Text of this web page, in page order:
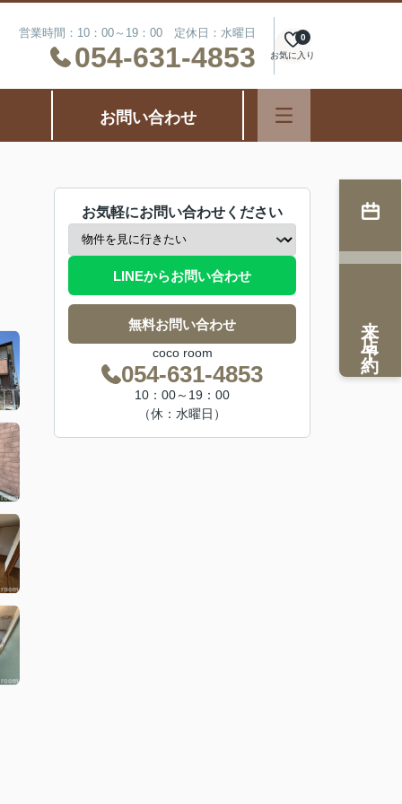
営業時間：10：00～19：00 定休日：水曜日
054-631-4853 お気に入り
0
お問い合わせ
お気軽にお問い合わせください
LINEからお問い合わせ
無料お問い合わせ
coco room
054-631-4853
10：00～19：00
（休：水曜日）
来店予約